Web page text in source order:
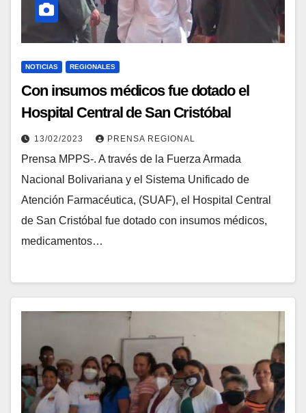
NOTICIAS REGIONALES
Con insumos médicos fue dotado el
Hospital Central de San Cristóbal
13/02/2023 PRENSA REGIONAL
Prensa MPPS-. A través de la Fuerza Armada
Nacional Bolivariana y el Sistema Unificado de
Atención Farmacéutica, (SUAF), el Hospital Central
de San Cristóbal fue dotado con insumos médicos,
medicamentos…